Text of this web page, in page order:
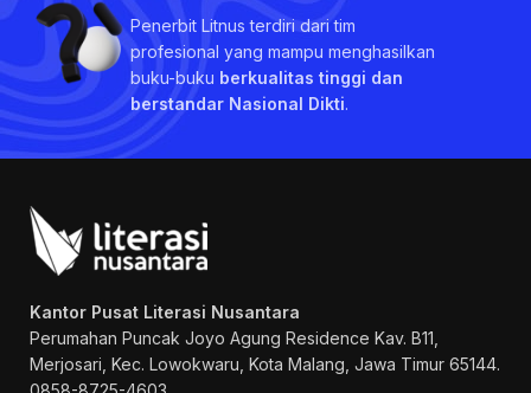
Penerbit Litnus terdiri dari tim
profesional yang mampu menghasilkan
buku-buku berkualitas tinggi dan
berstandar Nasional Dikti.
Kantor Pusat Literasi Nusantara
Perumahan Puncak Joyo Agung Residence Kav. B11,
Merjosari, Kec. Lowokwaru, Kota Malang, Jawa Timur 65144.